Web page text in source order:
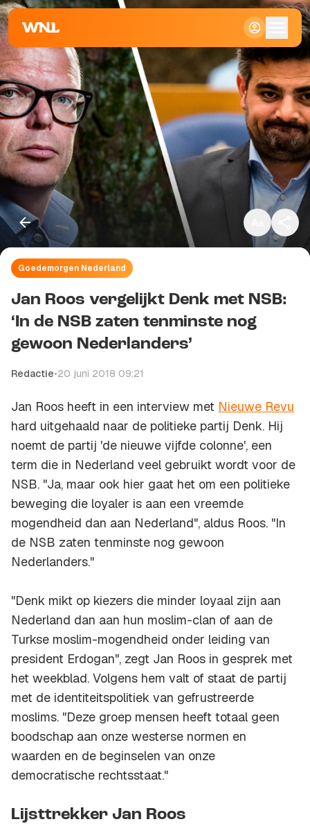
Klein
Standaard
Groot
Goedemorgen Nederland
Jan Roos vergelijkt Denk met NSB:
‘In de NSB zaten tenminste nog
gewoon Nederlanders’
Redactie•20 juni 2018 09:21
Jan Roos heeft in een interview met Nieuwe Revu
hard uitgehaald naar de politieke partij Denk. Hij
noemt de partij 'de nieuwe vijfde colonne', een
term die in Nederland veel gebruikt wordt voor de
NSB. "Ja, maar ook hier gaat het om een politieke
beweging die loyaler is aan een vreemde
mogendheid dan aan Nederland", aldus Roos. "In
de NSB zaten tenminste nog gewoon
Nederlanders."
"Denk mikt op kiezers die minder loyaal zijn aan
Nederland dan aan hun moslim-clan of aan de
Turkse moslim-mogendheid onder leiding van
president Erdogan", zegt Jan Roos in gesprek met
het weekblad. Volgens hem valt of staat de partij
met de identiteitspolitiek van gefrustreerde
moslims. "Deze groep mensen heeft totaal geen
boodschap aan onze westerse normen en
waarden en de beginselen van onze
democratische rechtsstaat."
Lijsttrekker Jan Roos